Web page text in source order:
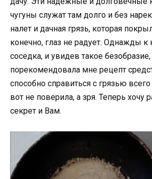
чугуны служат там долго и без
налет и дачная грязь, которая
конечно, глаз не радует. Однажды к
соседка, и увидев такое безобразие,
порекомендовала мне рецепт
способно справиться с грязью всего
вот не поверила, а зря. Теперь хочу
секрет и Вам.